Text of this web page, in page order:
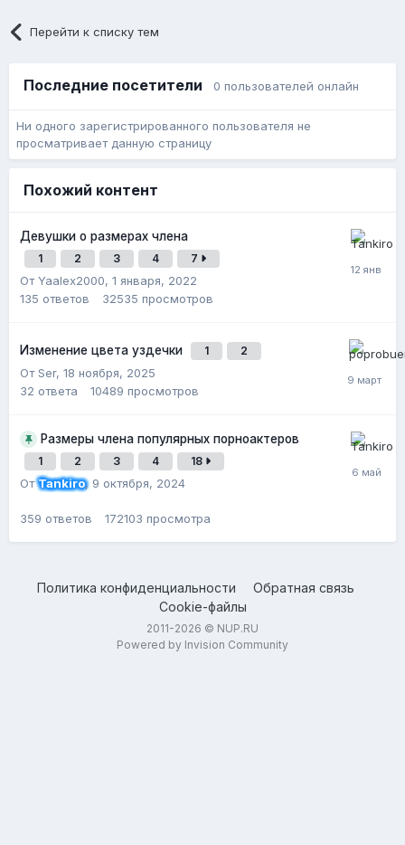
Перейти к списку тем
Последние посетители 0 пользователей онлайн
Ни одного зарегистрированного пользователя не
просматривает данную страницу
Похожий контент
Девушки о размерах члена
1 2 3 4 7
От Yaalex2000, 1 января, 2022
135 ответов 32535 просмотров
Изменение цвета уздечки 1 2
От Ser, 18 ноября, 2025
32 ответа 10489 просмотров
Размеры члена популярных порноактеров
1 2 3 4 18
ОтTankiro, 9 октября, 2024
359 ответов 172103 просмотра
Политика конфиденциальности
Обратная связь
Cookie-файлы
2011-2026 © NUP.RU
Powered by Invision Community